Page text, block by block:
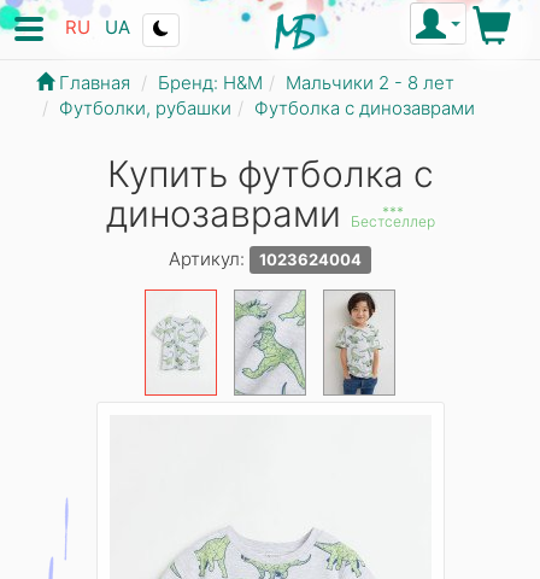
RU UA
Главная Бренд: Н&М
Мальчики 2 - 8 лет
Футболки, рубашки
Футболка с динозаврами
Купить футболка с
динозаврами
***
Бестселлер
Артикул: 1023624004